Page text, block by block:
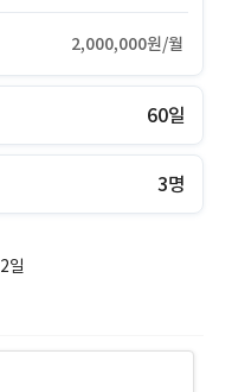
2,000,000원/월
60일
3명
일